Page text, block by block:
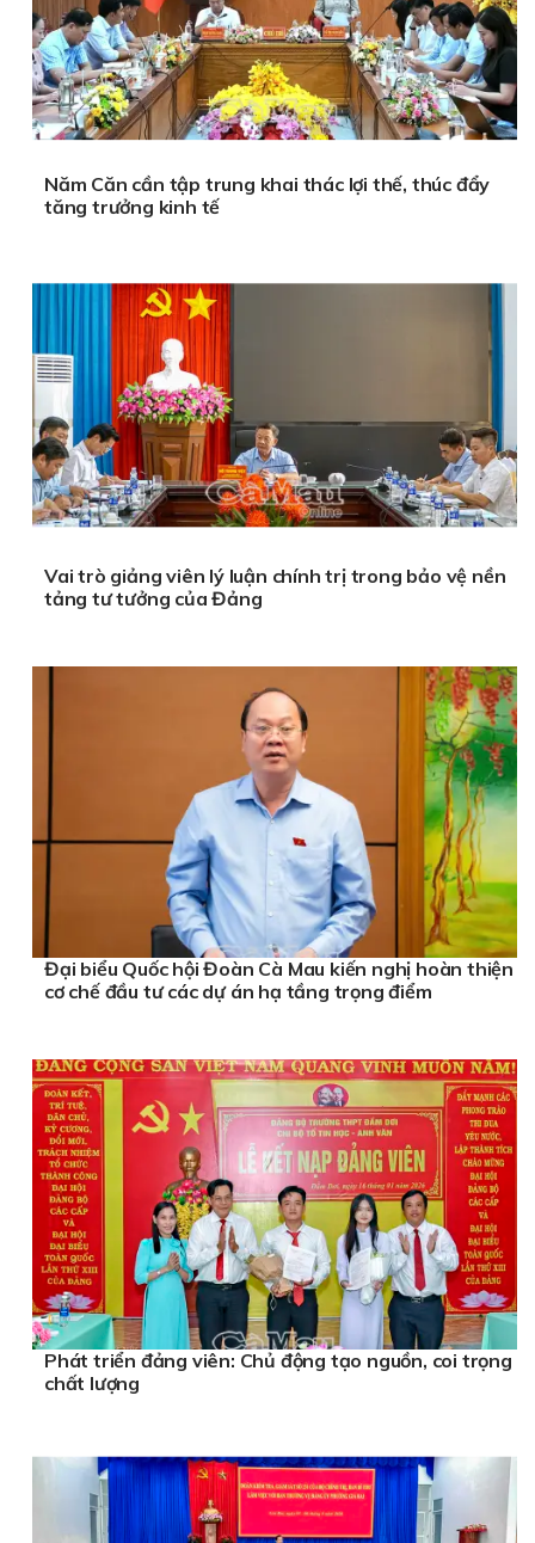
Năm Căn cần tập trung khai thác lợi thế, thúc đẩy
tăng trưởng kinh tế
Vai trò giảng viên lý luận chính trị trong bảo vệ nền
tảng tư tưởng của Đảng
Đại biểu Quốc hội Đoàn Cà Mau kiến nghị hoàn thiện
cơ chế đầu tư các dự án hạ tầng trọng điểm
Phát triển đảng viên: Chủ động tạo nguồn, coi trọng
chất lượng